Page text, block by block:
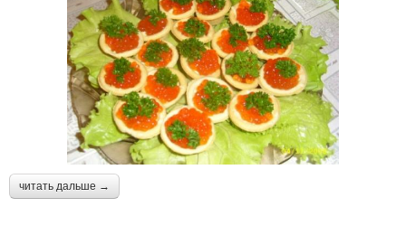
читать дальше →